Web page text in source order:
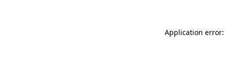
Application